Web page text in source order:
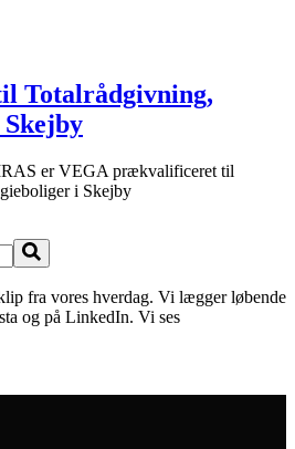
Totalrådgivning,
er VEGA prækvalificeret til
i Skejby
fra vores hverdag. Vi lægger løbende
og på LinkedIn. Vi ses